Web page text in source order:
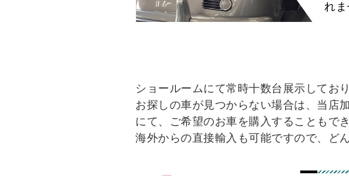
れま
ショールームにて常時十数台展示しており
お探しの車が見つからない場合は、当店
にて、ご希望のお車を購入することもでき
海外からの直接輸入も可能ですので、ど